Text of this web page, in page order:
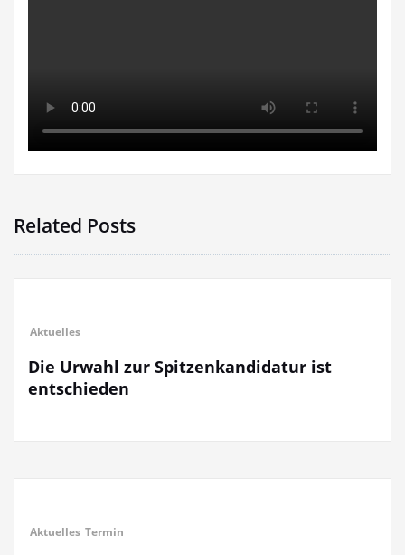
Related Posts
Aktuelles
Die Urwahl zur Spitzenkandidatur ist
entschieden
Aktuelles Termin